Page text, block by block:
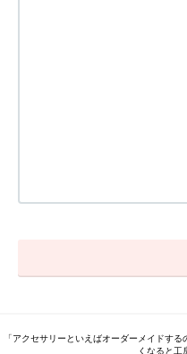
「アクセサリーといえばオーダーメイドす
くなると工